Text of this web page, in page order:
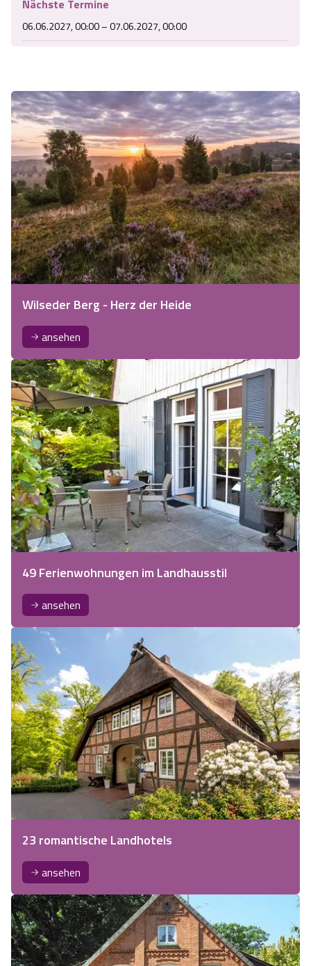
Nächste Termine
06.06.2027, 00:00 – 07.06.2027, 00:00
Wilseder Berg - Herz der Heide
ansehen
49 Ferienwohnungen im Landhausstil
ansehen
23 romantische Landhotels
ansehen